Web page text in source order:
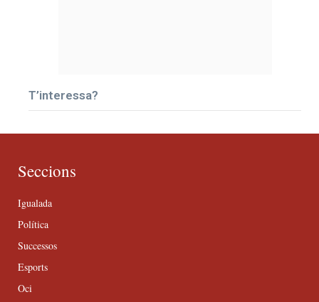
T’interessa?
Seccions
Igualada
Política
Successos
Esports
Oci